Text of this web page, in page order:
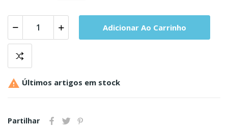
Adicionar Ao Carrinho
 Últimos artigos em stock
Partilhar